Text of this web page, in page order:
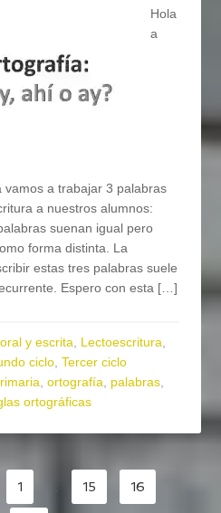
Hola
a
vamos a trabajar 3 palabras
a nuestros alumnos:
suenan igual pero
forma distinta. La
estas tres palabras suele
Espero con esta […]
y escrita, Lectoescritura,
ciclo,Tercer ciclo
,ortografía, palabras,
ortográficas
1 … 15 16